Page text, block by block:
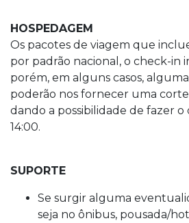
HOSPEDAGEM
Os pacotes de viagem que
por padrão nacional, o check-in
porém, em alguns casos,
poderão nos fornecer uma
dando a possibilidade de fazer o
14:00.
SUPORTE
Se surgir alguma
seja no ônibus, pousada/